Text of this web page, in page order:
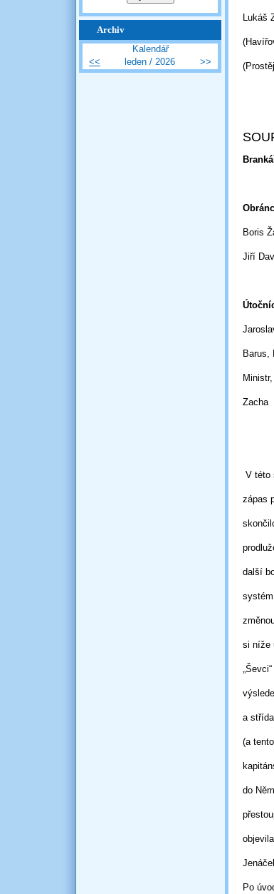
Lukáš
Boris
Jiří
Barus,
Zacha
V této
zápas
další
si níže
a
(a
do
Po
Archiv
Kalendář
<<
leden / 2026 >>